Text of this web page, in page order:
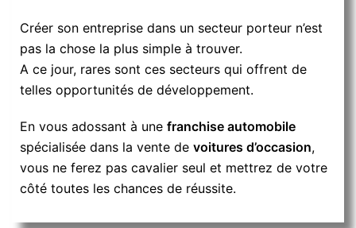
Créer son entreprise dans un secteur porteur n’est
pas la chose la plus simple à trouver.
A ce jour, rares sont ces secteurs qui offrent de
telles opportunités de développement.
En vous adossant à une franchise automobile
spécialisée dans la vente de voitures d’occasion,
vous ne ferez pas cavalier seul et mettrez de votre
côté toutes les chances de réussite.